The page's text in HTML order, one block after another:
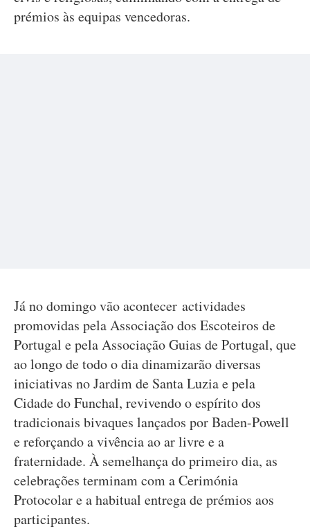
prémios às equipas vencedoras.
Já no domingo vão acontecer actividades
promovidas pela Associação dos Escoteiros de
Portugal e pela Associação Guias de Portugal, que
ao longo de todo o dia dinamizarão diversas
iniciativas no Jardim de Santa Luzia e pela
Cidade do Funchal, revivendo o espírito dos
tradicionais bivaques lançados por Baden-Powell
e reforçando a vivência ao ar livre e a
fraternidade. À semelhança do primeiro dia, as
celebrações terminam com a Cerimónia
Protocolar e a habitual entrega de prémios aos
participantes.